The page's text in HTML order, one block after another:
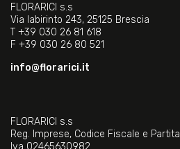
FLORARICI s.s
Via labirinto 243, 25125 Brescia
T +39 030 26 81 618
F +39 030 26 80 521
info@florarici.it
FLORARICI s.s
Reg. Imprese, Codice Fiscale e Partita
Iva 02465630982